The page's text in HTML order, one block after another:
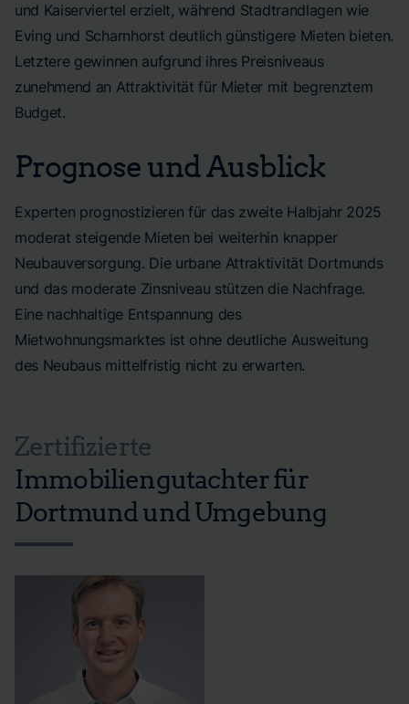
und Kaiserviertel erzielt, während Stadtrandlagen wie
Eving und Scharnhorst deutlich günstigere Mieten bieten.
Letztere gewinnen aufgrund ihres Preisniveaus
zunehmend an Attraktivität für Mieter mit begrenztem
Budget.
Prognose und Ausblick
Experten prognostizieren für das zweite Halbjahr 2025
moderat steigende Mieten bei weiterhin knapper
Neubauversorgung. Die urbane Attraktivität Dortmunds
und das moderate Zinsniveau stützen die Nachfrage.
Eine nachhaltige Entspannung des
Mietwohnungsmarktes ist ohne deutliche Ausweitung
des Neubaus mittelfristig nicht zu erwarten.
Zertifizierte
Immobiliengutachter für
Dortmund und Umgebung